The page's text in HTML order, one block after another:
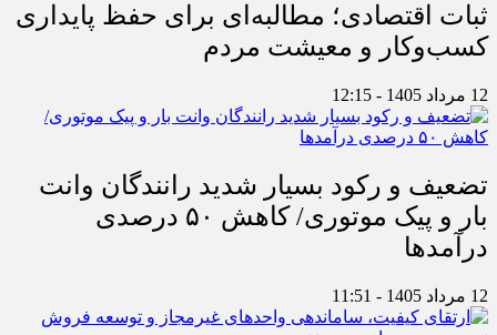
ثبات اقتصادی؛ مطالبه‌ای برای حفظ پایداری
کسب‌وکار و معیشت مردم
12 مرداد 1405 - 12:15
تضعیف و رکود بسیار شدید رانندگان وانت
بار و پیک موتوری/ کاهش ۵۰ درصدی
درآمدها
12 مرداد 1405 - 11:51